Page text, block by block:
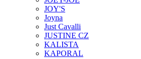
JOY'S
Joyna
Just Cavalli
JUSTINE CZ
KALISTA
KAPORAL